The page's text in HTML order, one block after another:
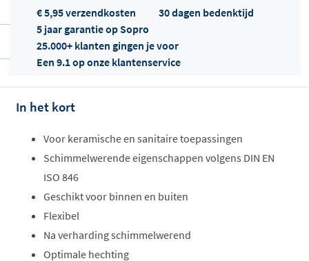
Offertes
€ 5,95 verzendkosten
30 dagen bedenktijd
5 jaar garantie op Sopro
25.000+ klanten gingen je voor
Een 9.1 op onze klantenservice
In het kort
Voor keramische en sanitaire toepassingen
Schimmelwerende eigenschappen volgens DIN EN
ISO 846
Geschikt voor binnen en buiten
Flexibel
Na verharding schimmelwerend
Optimale hechting